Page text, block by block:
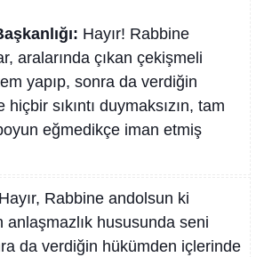
Hayır! Rabbine
aralarında çıkan çekişmeli
yapıp, sonra da verdiğin
sıkıntı duymaksızın, tam
eğmedikçe iman etmiş
Hayır, Rabbine andolsun ki
anlaşmazlık hususunda seni
da verdiğin hükümden içlerinde